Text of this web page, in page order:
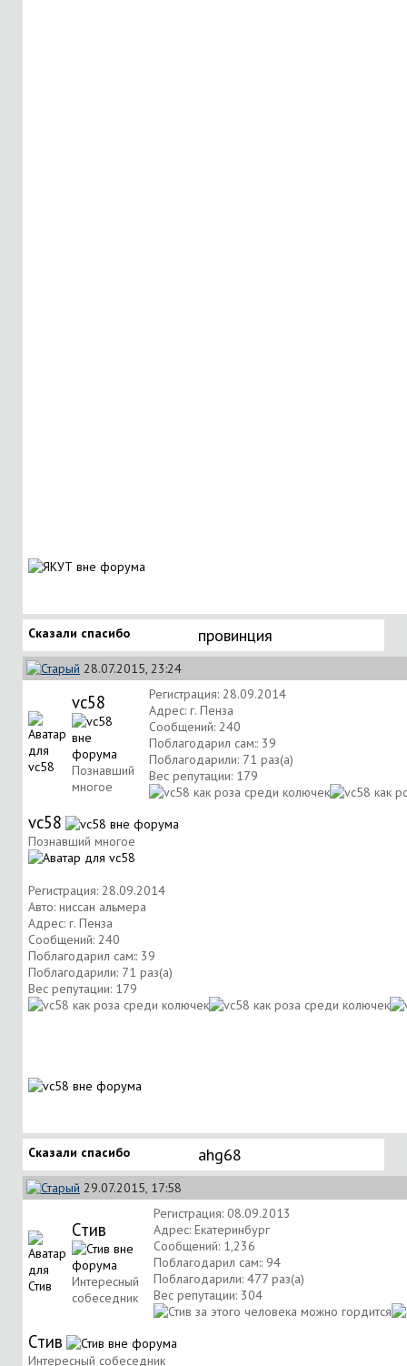
Сказали спасибо провинция
28.07.2015, 23:24
vc58
Познавший
многое
Регистрация: 28.09.2014
Адрес: г. Пенза
Сообщений: 240
Поблагодарил сам:: 39
Поблагодарили: 71 раз(а)
Вес репутации: 179
vc58
Познавший многое
Регистрация: 28.09.2014
Авто: ниссан альмера
Адрес: г. Пенза
Сообщений: 240
Поблагодарил сам:: 39
Поблагодарили: 71 раз(а)
Вес репутации: 179
Сказали спасибо ahg68
29.07.2015, 17:58
Стив
Интересный
собеседник
Регистрация: 08.09.2013
Адрес: Екатеринбург
Сообщений: 1,236
Поблагодарил сам:: 94
Поблагодарили: 477 раз(а)
Вес репутации: 304
Стив
Интересный собеседник